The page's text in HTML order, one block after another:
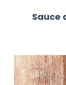
Sauce